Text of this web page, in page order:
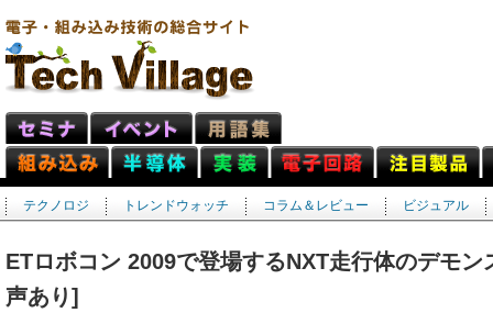
テクノロジ トレンドウォッチ コラム＆レビュー ビジュアル
ETロボコン 2009で登場するNXT走行体のデモ
声あり]